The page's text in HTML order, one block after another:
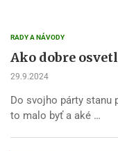
RADY A NÁVODY
Ako dobre
29.9.2024
Do svojho párty stanu
to malo byť a aké …